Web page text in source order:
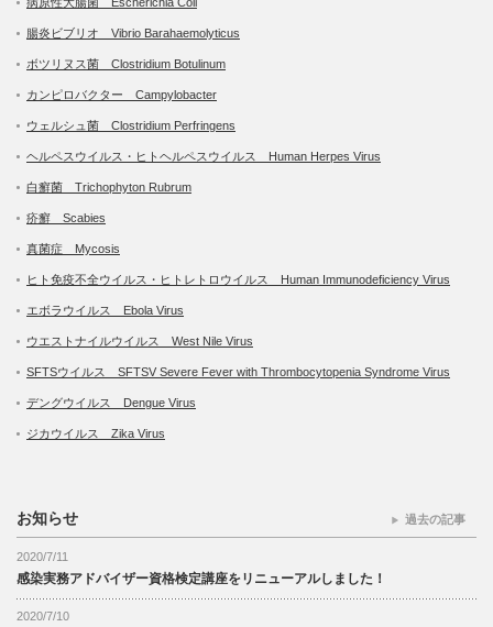
病原性大腸菌 Escherichia Coli
腸炎ビブリオ Vibrio Barahaemolyticus
ボツリヌス菌 Clostridium Botulinum
カンピロバクター Campylobacter
ウェルシュ菌 Clostridium Perfringens
ヘルペスウイルス・ヒトヘルペスウイルス Human Herpes Virus
白癬菌 Trichophyton Rubrum
疥癬 Scabies
真菌症 Mycosis
ヒト免疫不全ウイルス・ヒトレトロウイルス Human Immunodeficiency Virus
エボラウイルス Ebola Virus
ウエストナイルウイルス West Nile Virus
SFTSウイルス SFTSV Severe Fever with Thrombocytopenia Syndrome Virus
デングウイルス Dengue Virus
ジカウイルス Zika Virus
お知らせ
2020/7/11
感染実務アドバイザー資格検定講座をリニューアルしました！
2020/7/10
過去の記事